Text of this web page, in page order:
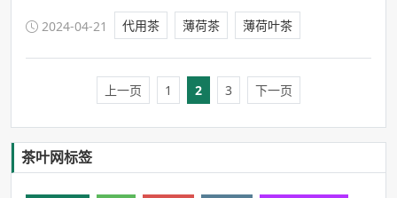
油的主要成分，薄荷茶在清香独特，滋味甘醇，尤其在夏季受
到喜爱。
2024-04-21 代用茶 薄荷茶 薄荷叶茶
上一页 1 2 3 下一页
茶叶网标签